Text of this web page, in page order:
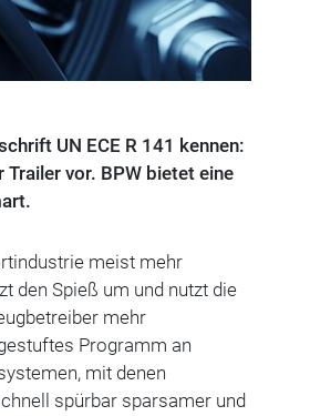
UN ECE R 141 kennen:
vor. BPW bietet eine
meist mehr
den Spieß um und nutzt die
mehr
Programm an
mit denen
spürbar sparsamer und